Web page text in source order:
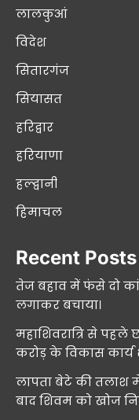
लालकुआं
विदेश
सितारगंज
सियासत
हरिद्वार
हरियाणा
हल्द्वानी
हिमाचल
Recent Posts
तेज बहाव में फंसे दो
लगाकर बचाया।
महाशिवरात्रि से पहले
करोड़ के विकास कार्य
लापता बेटे की तलाश
बाद शिवम को खोज